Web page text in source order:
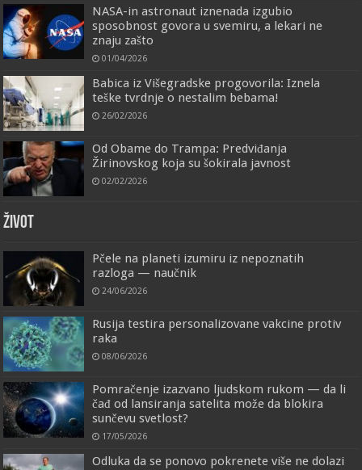
NASA-in astronaut iznenada izgubio
sposobnost govora u svemiru, a lekari ne
znaju zašto
01/04/2026
Babica iz Višegradske progovorila: Iznela
teške tvrdnje o nestalim bebama!
26/02/2026
Od Obame do Trampa: Predviđanja
Žirinovskog koja su šokirala javnost
02/02/2026
ŽIVOT
Pčele na planeti izumiru iz nepoznatih
razloga — naučnik
24/06/2026
Rusija testira personalizovane vakcine protiv
raka
08/06/2026
Pomračenje izazvano ljudskom rukom — da li
čađ od lansiranja satelita može da blokira
sunčevu svetlost?
17/05/2026
Odluka da se ponovo pokrenete više ne dolazi